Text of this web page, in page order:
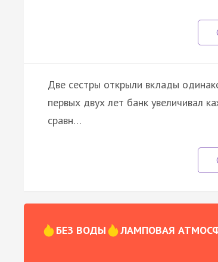
Две сестры открыли вклады
первых двух лет банк увеличивал
сравн…
БЕЗ ВОДЫ ЛАМПОВАЯ